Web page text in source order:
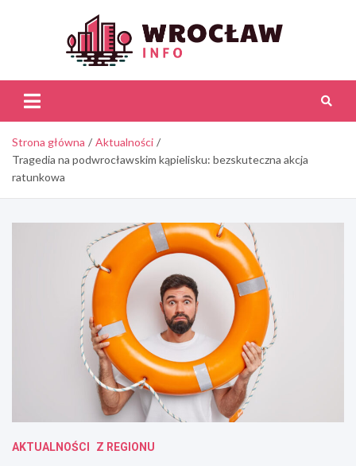
Strona główna
Aktualności
Tragedia na podwrocławskim kąpielisku: bezskuteczna akcja
ratunkowa
AKTUALNOŚCI Z REGIONU